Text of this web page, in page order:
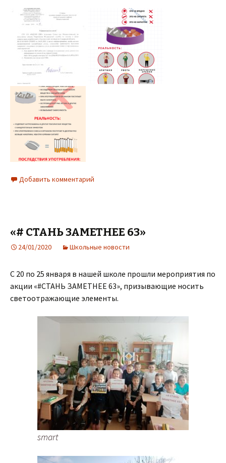
Добавить комментарий
«# СТАНЬ ЗАМЕТНЕЕ 63»
24/01/2020 Школьные новости
С 20 по 25 января в нашей школе прошли мероприятия по
акции «#СТАНЬ ЗАМЕТНЕЕ 63», призывающие носить
светоотражающие элементы.
smart